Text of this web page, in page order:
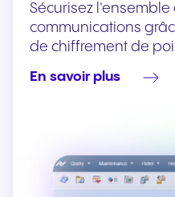
Sécurisez l'ensemble
communications
de chiffrement de
En savoir plus